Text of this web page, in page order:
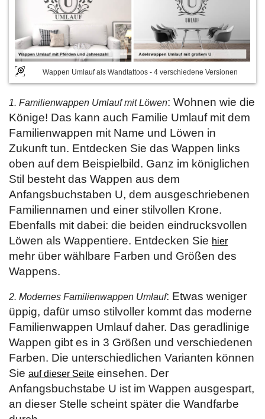
Wappen Umlauf als Wandtattoos - 4 verschiedene Versionen
1. Familienwappen Umlauf mit Löwen: Wohnen wie die
Könige! Das kann auch Familie Umlauf mit dem
Familienwappen mit Name und Löwen in
Zukunft tun. Entdecken Sie das Wappen links
oben auf dem Beispielbild. Ganz im königlichen
Stil besteht das Wappen aus dem
Anfangsbuchstaben U, dem ausgeschriebenen
Familiennamen und einer stilvollen Krone.
Ebenfalls mit dabei: die beiden eindrucksvollen
Löwen als Wappentiere. Entdecken Sie hier
mehr über wählbare Farben und Größen des
Wappens.
2. Modernes Familienwappen Umlauf: Etwas weniger
üppig, dafür umso stilvoller kommt das moderne
Familienwappen Umlauf daher. Das geradlinige
Wappen gibt es in 3 Größen und verschiedenen
Farben. Die unterschiedlichen Varianten können
Sie auf dieser Seite einsehen. Der
Anfangsbuchstabe U ist im Wappen ausgespart,
an dieser Stelle scheint später die Wandfarbe